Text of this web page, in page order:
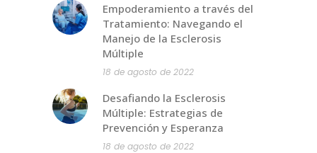
Empoderamiento a través del
Tratamiento: Navegando el
Manejo de la Esclerosis
Múltiple
18 de agosto de 2022
Desafiando la Esclerosis
Múltiple: Estrategias de
Prevención y Esperanza
18 de agosto de 2022